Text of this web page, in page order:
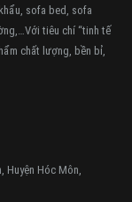
sofa bed, sofa
tiêu chí “tinh tế
chất lượng, bền bỉ,
Hóc Môn,